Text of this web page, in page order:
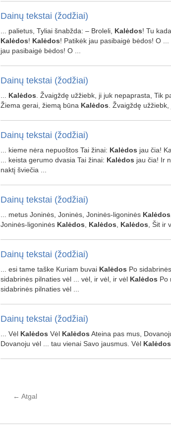
Dainų tekstai (žodžiai)
... palietus, Tyliai šnabžda: – Broleli, Kalėdos! Tu
Kalėdos! Kalėdos! Patikėk jau pasibaigė bėdos! O
jau pasibaigė bėdos! O ...
Dainų tekstai (žodžiai)
Kalėdos . Žvaigždę užžiebk, ji juk nepaprasta, Tik
Žiema gerai, žiemą būna Kalėdos . Žvaigždę
Dainų tekstai (žodžiai)
... kieme nėra nepuoštos Tai žinai: Kalėdos jau čia!
... keista gerumo dvasia Tai žinai: Kalėdos jau čia! Ir
naktį šviečia ...
Dainų tekstai (žodžiai)
... metus Joninės, Joninės, Joninės-ligoninės Kalėdos
Joninės-ligoninės Kalėdos Kalėdos Kalėdos , Šit ir
Dainų tekstai (žodžiai)
... esi tame taške Kuriam buvai Kalėdos Po
sidabrinės pilnaties vėl ... vėl, ir vėl, ir vėl Kalėdos Po
sidabrinės pilnaties vėl ...
Dainų tekstai (žodžiai)
... Vėl Kalėdos Vėl Kalėdos Ateina pas mus,
Dovanoju vėl ... tau vienai Savo jausmus. Vėl Kalėdos
← Atgal